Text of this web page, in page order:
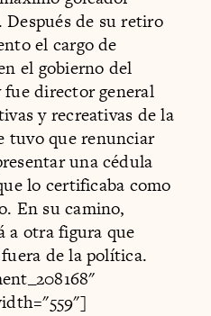
de su retiro
el cargo de
el gobierno del
director general
y recreativas de la
tuvo que renunciar
una cédula
lo certificaba como
En su camino,
a otra figura que
de la política.